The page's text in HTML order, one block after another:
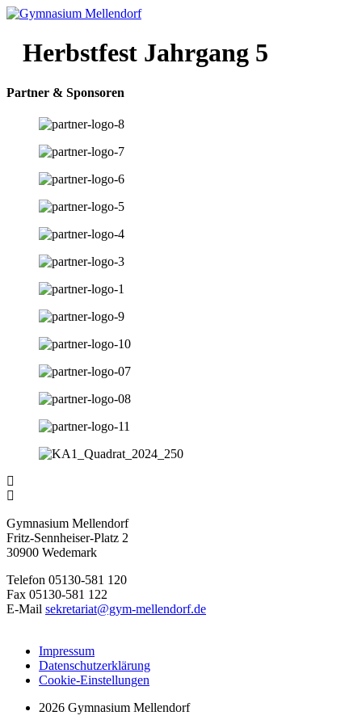
Herbstfest Jahrgang 5
Partner & Sponsoren
Gymnasium Mellendorf
Fritz-Sennheiser-Platz 2
30900 Wedemark
Telefon 05130-581 120
Fax 05130-581 122
E-Mail sekretariat@gym-mellendorf.de
Impressum
Datenschutzerklärung
Cookie-Einstellungen
2026 Gymnasium Mellendorf